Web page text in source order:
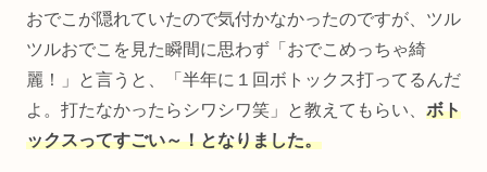
おでこが隠れていたので気付かなかったのですが、ツル
ツルおでこを見た瞬間に思わず「おでこめっちゃ綺
麗！」と言うと、「半年に１回ボトックス打ってるんだ
よ。打たなかったらシワシワ笑」と教えてもらい、 ボト
ックスってすごい～！となりました。